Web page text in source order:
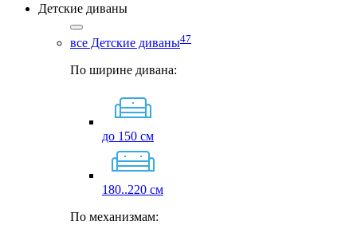
Детские диваны
все Детские диваны47
По ширине дивана:
до 150 см
180..220 см
По механизмам: